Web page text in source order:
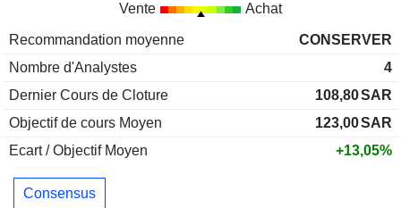
Vente Achat
Recommandation moyenne
CONSERVER
Nombre d'Analystes
4
Dernier Cours de Cloture
108,80SAR
Objectif de cours Moyen
123,00SAR
Ecart / Objectif Moyen
+13,05%
Consensus